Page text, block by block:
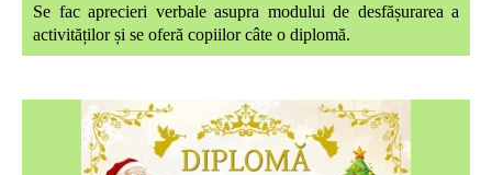
Se fac aprecieri verbale asupra modului de desfășurarea a
activităților și se oferă copiilor câte o diplomă.